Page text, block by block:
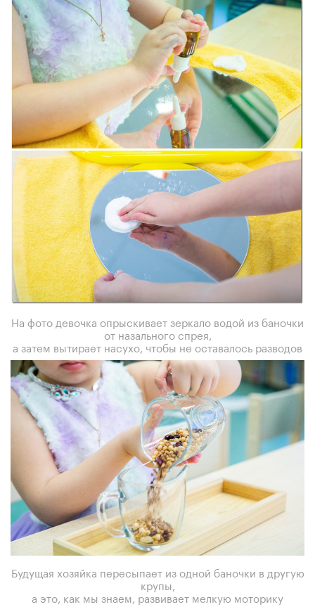
На фото девочка опрыскивает зеркало водой из баночки
от назального спрея,
а затем вытирает насухо, чтобы не оставалось разводов
Будущая хозяйка пересыпает из одной баночки в другую
крупы,
а это, как мы знаем, развивает мелкую моторику